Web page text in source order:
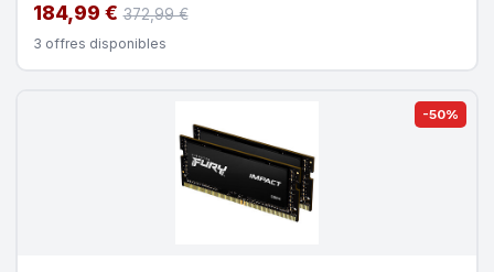
184,99 € 372,99 €
3 offres disponibles
-50%